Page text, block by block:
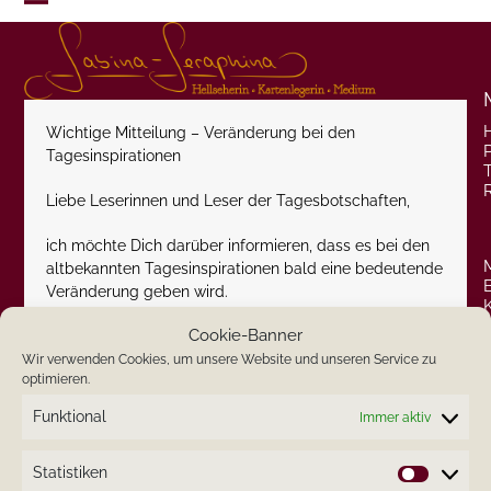
Cookie-Banner
Wir verwenden Cookies, um unsere Website und unseren Service zu
optimieren.
Funktional Immer aktiv
Statistiken
Skip
Open
mobile
menu
Close
mobile
menu
Wichtige Mitteilung – Veränderung bei den
Tagesinspirationen
Liebe Leserinnen und Leser der Tagesbotschaften,
ich möchte Dich darüber informieren, dass es bei den
altbekannten Tagesinspirationen bald eine bedeutende
Veränderung geben wird.
Nach reiflicher Überlegung habe ich beschlossen, die
Tagesinspirationen in ihrer aktuellen Form nicht mehr
fortzuführen.
Ich freue mich, dir mitteilen zu können, dass die
des Tages offiziell veröffentlicht wird!